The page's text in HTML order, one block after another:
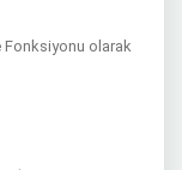
Fonksiyonu olarak